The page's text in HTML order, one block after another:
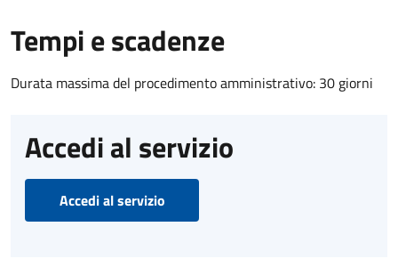
Tempi e scadenze
Durata massima del procedimento amministrativo: 30 giorni
Accedi al servizio
Accedi al servizio